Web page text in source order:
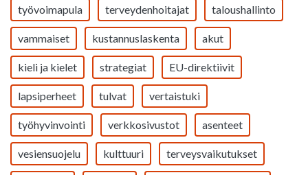
työvoimapula terveydenhoitajat taloushallinto
vammaiset kustannuslaskenta akut
kieli ja kielet strategiat EU-direktiivit
lapsiperheet tulvat vertaistuki
työhyvinvointi verkkosivustot asenteet
vesiensuojelu kulttuuri terveysvaikutukset